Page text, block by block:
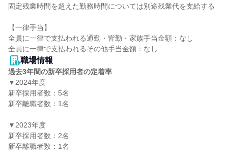
固定残業時間を超えた勤務時間については別途残業代を支給する
【一律手当】
全員に一律で支払われる通勤・皆勤・家族手当金額：なし
職場情報
過去3年間の新卒採用者の定着率
▼2024年度
新卒採用者数：5名
新卒離職者数：1名
▼2023年度
新卒採用者数：2名
新卒離職者数：1名